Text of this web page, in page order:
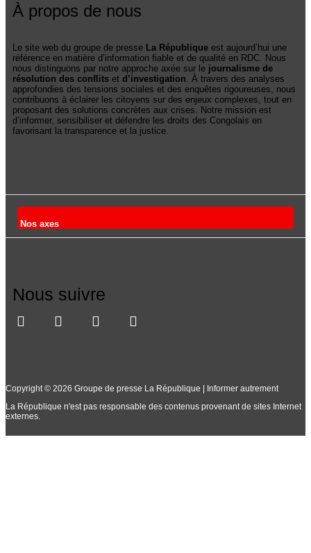
À propos de nous
Le site web du groupe de presse La République est aujourd’hui une
référence en matière d’information fiable et de qualité en RDC. Nous
nous distinguons par notre approche axée sur le journalisme de
résolution des conflits et d’investigation . À travers des analyses
approfondies des tensions sociales et des enquêtes rigoureuses, nous
contribuons à éclairer les citoyens sur des enjeux complexes, tout en
proposant des solutions concrètes aux crises. Notre mission est
d’informer, sensibiliser et défendre les droits des Congolais en
favorisant la transparence et la justice.
Nos axes
Nous suivre
Copyright © 2026 Groupe de presse La République | Informer autrement
La République n'est pas responsable des contenus provenant de sites Internet
externes.